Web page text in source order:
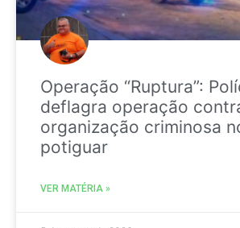
Operação “Ruptura”:
deflagra operação
organização criminosa
potiguar
VER MATÉRIA »